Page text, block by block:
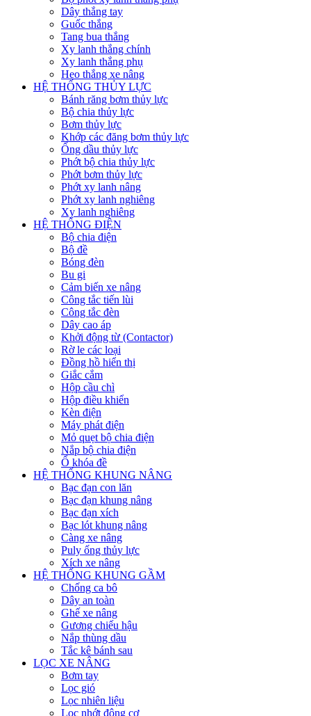
Dây thắng tay
Guốc thắng
Tang bua thắng
Xy lanh thắng chính
Xy lanh thắng phụ
Heo thắng xe nâng
HỆ THỐNG THỦY LỰC
Bánh răng bơm thủy lực
Bộ chia thủy lực
Bơm thủy lực
Khớp các đăng bơm thủy lực
Ống dầu thủy lực
Phớt bộ chia thủy lực
Phớt bơm thủy lực
Phớt xy lanh nâng
Phớt xy lanh nghiêng
Xy lanh nghiêng
HỆ THỐNG ĐIỆN
Bộ chia điện
Bộ đề
Bóng đèn
Bu gi
Cảm biến xe nâng
Công tắc tiến lùi
Công tắc đèn
Dây cao áp
Khởi động từ (Contactor)
Rờ le các loại
Đồng hồ hiển thị
Giắc cắm
Hộp cầu chì
Hộp điều khiển
Kèn điện
Máy phát điện
Mỏ quẹt bộ chia điện
Nắp bộ chia điện
Ổ khóa đề
HỆ THỐNG KHUNG NÂNG
Bạc đạn con lăn
Bạc đạn khung nâng
Bạc đạn xích
Bạc lót khung nâng
Càng xe nâng
Puly ống thủy lực
Xích xe nâng
HỆ THỐNG KHUNG GẦM
Chống ca bô
Dây an toàn
Ghế xe nâng
Gương chiếu hậu
Nắp thùng dầu
Tắc kê bánh sau
LỌC XE NÂNG
Bơm tay
Lọc gió
Lọc nhiên liệu
Lọc nhớt động cơ